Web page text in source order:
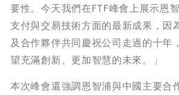
要性。今天我們在FTF峰會上展示恩
支付與交易技術方面的最新成果，因
及合作夥伴共同慶祝公司走過的十年
望充滿創新、更加智慧的未來。」
本次峰會還強調恩智浦與中國主要合